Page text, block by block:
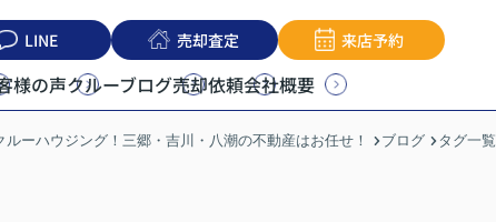
LINE 売却査定 来店予約
様の声クルーブログ売却依頼会社概要
ーハウジング！三郷・吉川・八潮の不動産はお任せ！ ブログ タグ一覧